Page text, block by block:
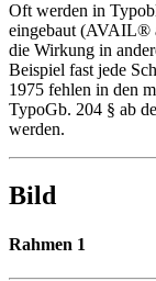
Oft werden in
eingebaut (AVAIL®
die Wirkung in
Beispiel fast jede
1975 fehlen in den
TypoGb. 204 § ab
werden.
Bild
Rahmen 1